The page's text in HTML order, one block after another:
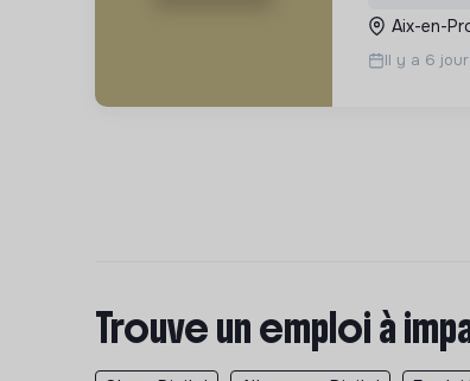
Aix-en-
Il y a 6
Trouve un emploi à